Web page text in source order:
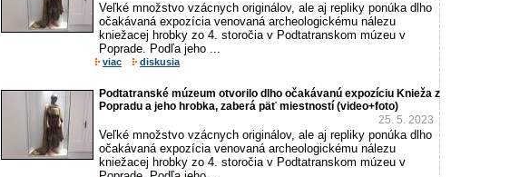
Veľké množstvo vzácnych originálov, ale aj repliky ponúka dlho
očakávaná expozícia venovaná archeologickému nálezu
kniežacej hrobky zo 4. storočia v Podtatranskom múzeu v
Poprade. Podľa jeho ...
viac diskusia
Podtatranské múzeum otvorilo dlho očakávanú expozíciu Knieža z
Popradu a jeho hrobka, zaberá päť miestností (video+foto)
25. 5. 2023
Veľké množstvo vzácnych originálov, ale aj repliky ponúka dlho
očakávaná expozícia venovaná archeologickému nálezu
kniežacej hrobky zo 4. storočia v Podtatranskom múzeu v